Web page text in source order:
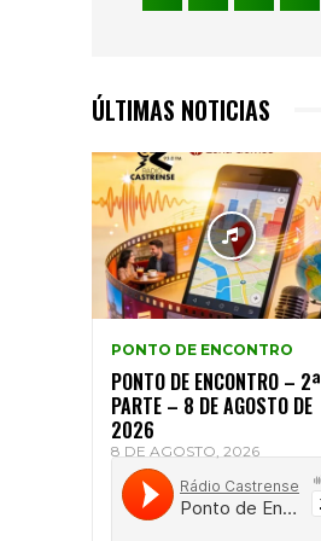
ÚLTIMAS NOTICIAS
PONTO DE ENCONTRO
PONTO DE ENCONTRO – 2ª
PARTE – 8 DE AGOSTO DE
2026
8 DE AGOSTO, 2026